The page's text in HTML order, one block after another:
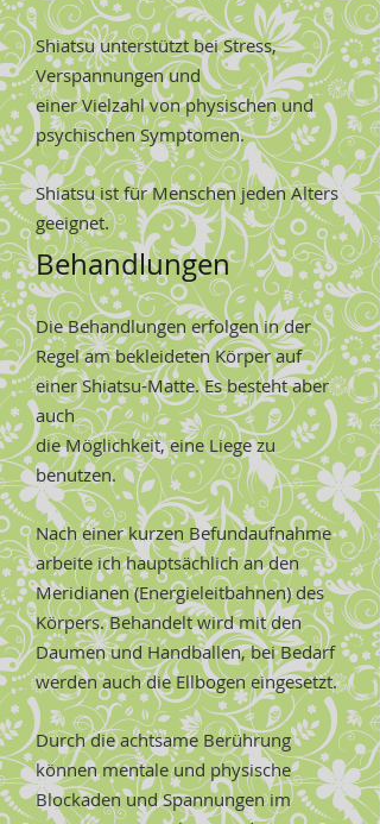
Shiatsu unterstützt bei Stress,
Verspannungen und
einer Vielzahl von physischen und
psychischen Symptomen.
Shiatsu ist für Menschen jeden Alters
geeignet.
Behandlungen
Die Behandlungen erfolgen in der
Regel am bekleideten Körper auf
einer Shiatsu-Matte. Es besteht aber
auch
die Möglichkeit, eine Liegezu
benutzen.
Nach einer kurzen Befundaufnahme
arbeite ich hauptsächlich an den
Meridianen (Energieleitbahnen) des
Körpers. Behandelt wird mit den
Daumen und Handballen, bei Bedarf
werden auchdie Ellbogen eingesetzt.
Durch die achtsame Berührung
können mentale und physische
Blockaden und Spannungen im
..
.